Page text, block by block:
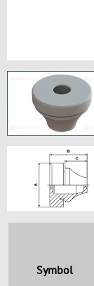
Symbol